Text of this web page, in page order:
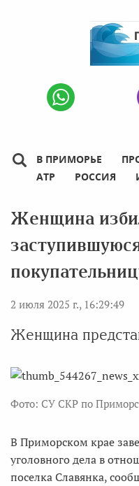
В ПРИМОРЬЕ
АТР
РОССИЯ
Женщина
2 июля 2025 г., 16:29:49
Женщина
Фото: СУ СКР по
В Приморском крае
уголовного дела в
поселка Славянка,